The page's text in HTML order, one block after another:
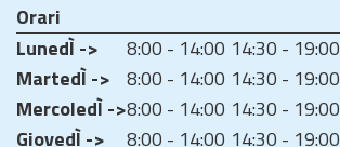
Orari
LunedÌ ->
8:00 - 14:00 14:30 - 19:00
MartedÌ -> 8:00 - 14:00 14:30 - 19:00
MercoledÌ ->8:00 - 14:00 14:30 - 19:00
GiovedÌ ->
8:00 - 14:00 14:30 - 19:00